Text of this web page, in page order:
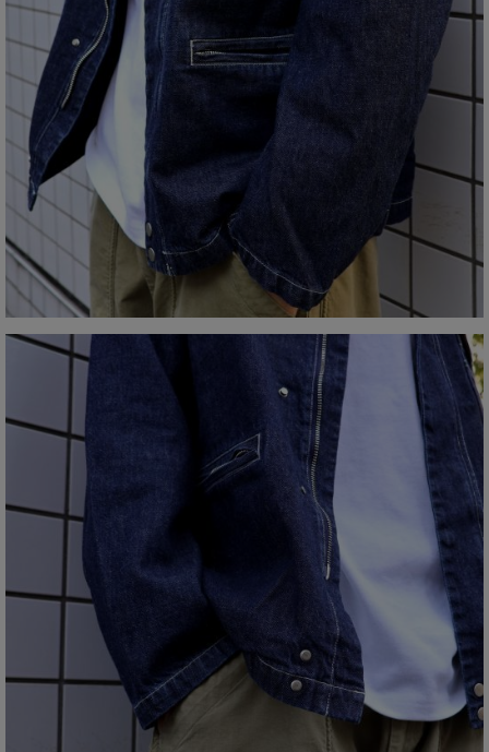
OLD JOE スタイリング
OOFOS スタイリング
PORKCHOP GARAGE SUPPLY スタイリング
RADIALL スタイリング
RATS スタイリング
rig FOOTWEAR スタイリング
ROTTWEILER スタイリング
STANDARD CALIFORNIA スタイリング
THE H.W.DOG&CO. スタイリング
TOMWOOD スタイリング
VANS スタイリング
VARIEGATOR スタイリング